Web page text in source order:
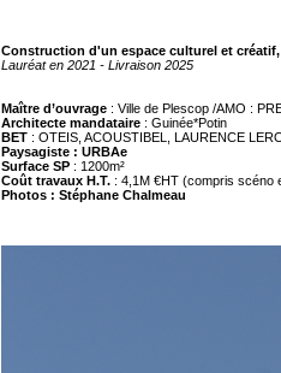
Construction d'un espace culturel et créatif,
Lauréat en 2021 - Livraison 2025
Maître d’ouvrage : Ville de Plescop /AMO :
Architecte mandataire : Guinée*Potin
BET : OTEIS, ACOUSTIBEL, LAURENCE
Paysagiste : URBAe
Surface SP : 1200m²
Coût travaux H.T. : 4,1M €HT (compris scéno
Photos : Stéphane Chalmeau